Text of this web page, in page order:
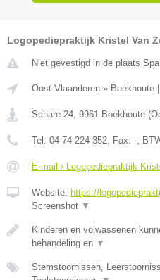
Logopediepraktijk Kristel Van
Niet gevestigd in de plaats
Oost-Vlaanderen » Boekhoute |
Schare 24 9961 Boekhoute (
Tel: 04 74 224 352 , Fax: - ,
E-mail › Logopediepraktijk
Website: https://
Screenshot ▼
Kinderen en volwassenen
behandeling en ▼
Stemstoornissen,